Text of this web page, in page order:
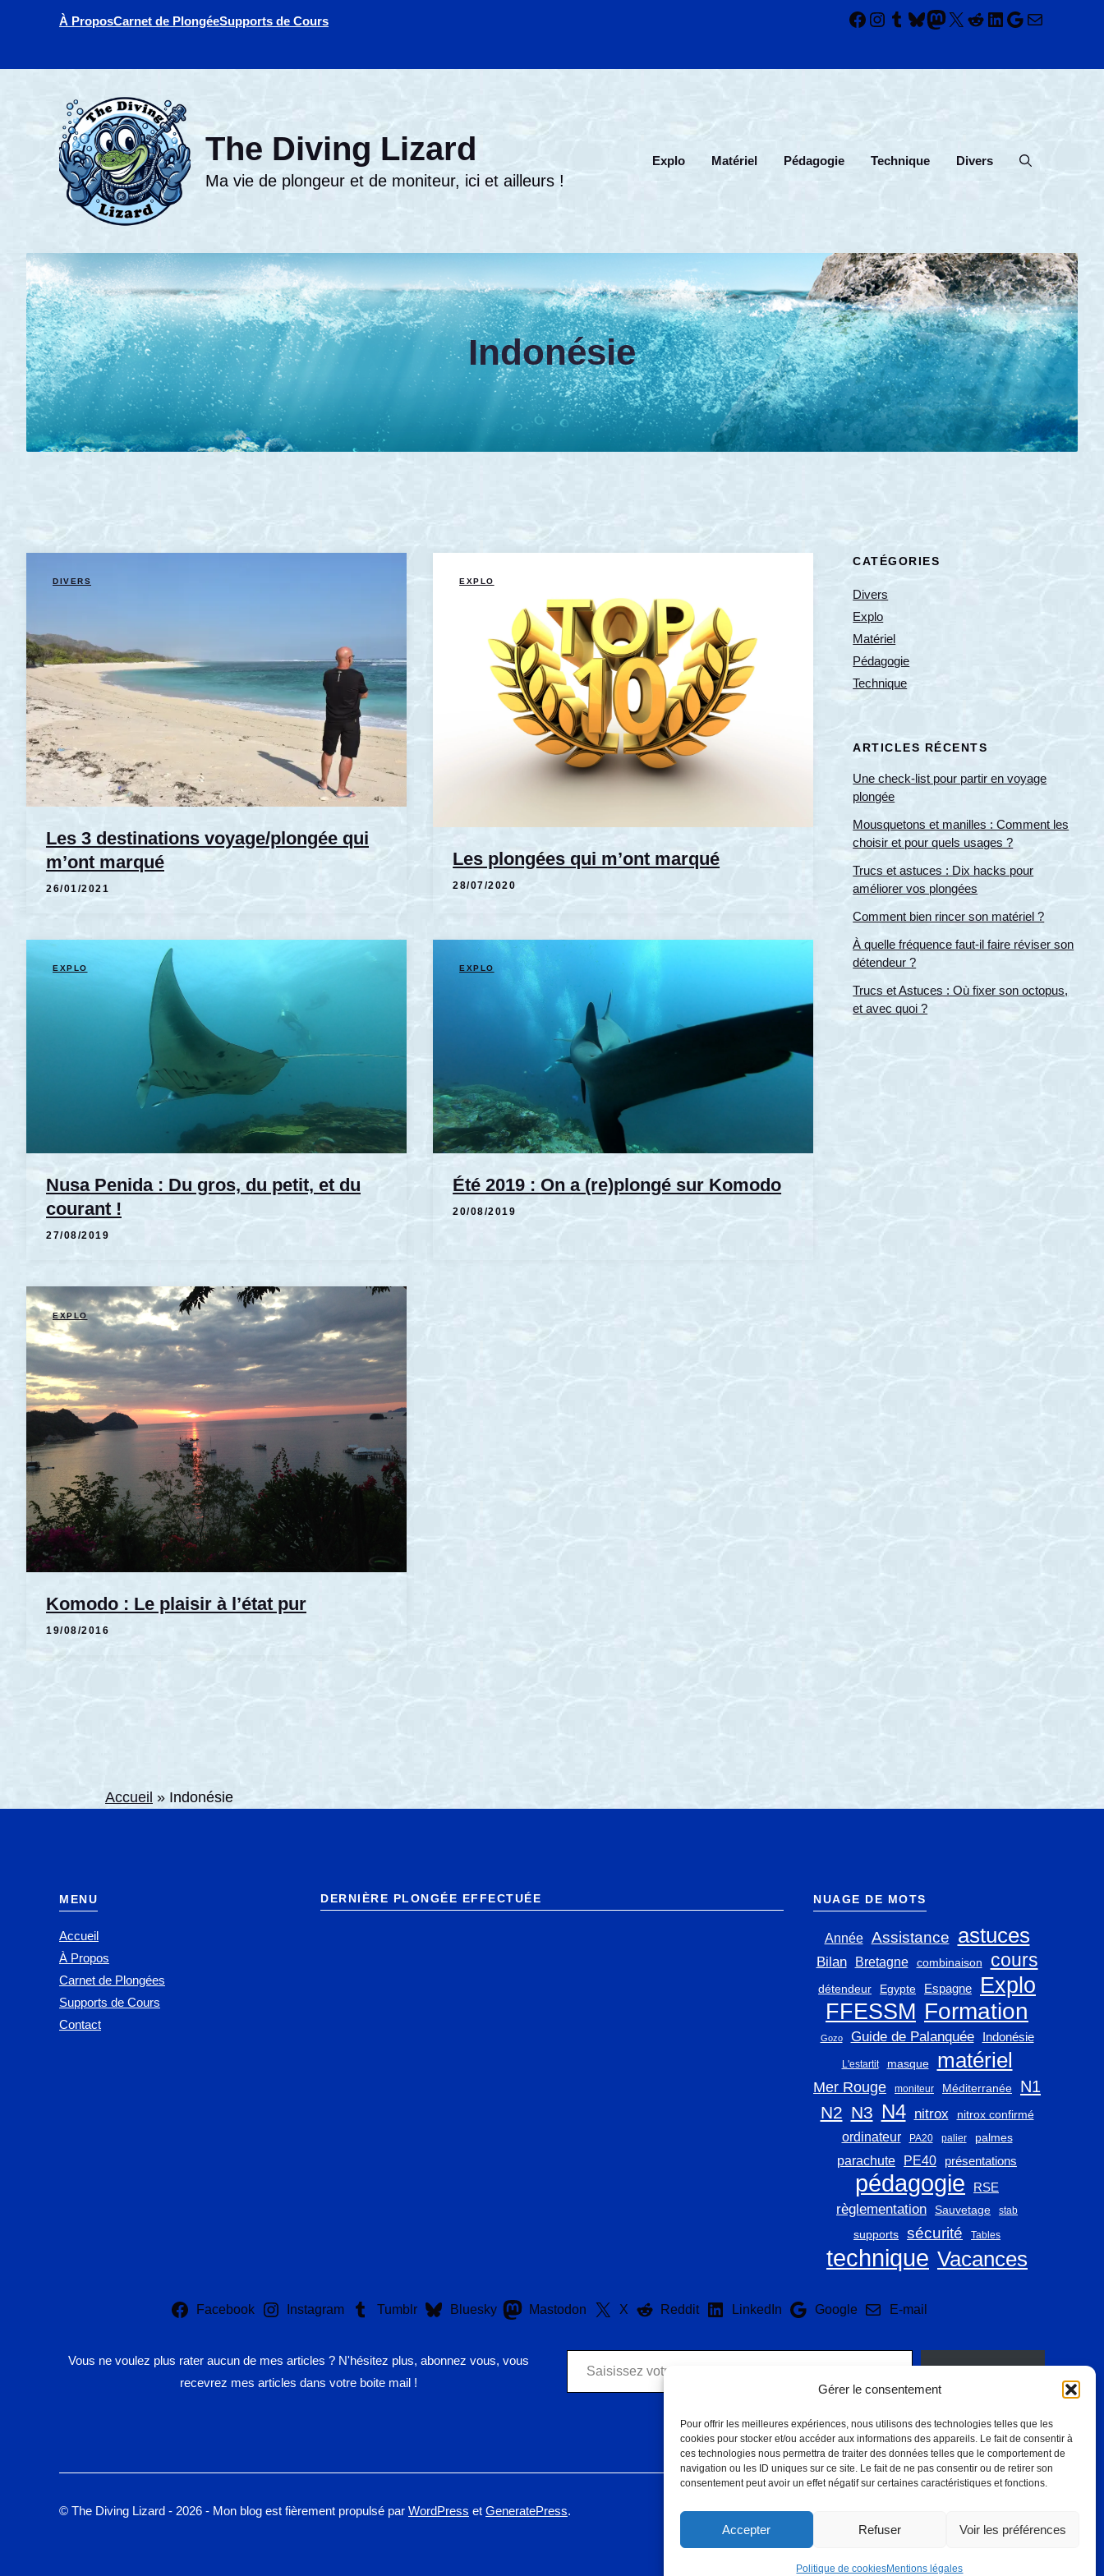
Gérer le consentement
Pour offrir les meilleures expériences, nous utilisons des technologies telles que les
cookies pour stocker et/ou accéder aux informations des appareils. Le fait de consentir à
ces technologies nous permettra de traiter des données telles que le comportement de
navigation ou les ID uniques sur ce site. Le fait de ne pas consentir ou de retirer son
consentement peut avoir un effet négatif sur certaines caractéristiques et fonctions.
Accepter Refuser Voir les préférences
Politique de cookiesMentions légales
À ProposCarnet de PlongéeSupports de Cours Facebook
Instagram
Tumblr
Bluesky
Mastodon
X Reddit
LinkedIn
Google
E-mail
The Diving Lizard
Ma vie de plongeur et de moniteur, ici et ailleurs !
Explo Matériel Pédagogie Technique Divers
Indonésie
DIVERS
Les 3 destinations voyage/plongée qui
m’ont marqué
26/01/2021
EXPLO
Les plongées qui m’ont marqué
28/07/2020
EXPLO
Nusa Penida : Du gros, du petit, et du
courant !
27/08/2019
EXPLO
Été 2019 : On a (re)plongé sur Komodo
20/08/2019
EXPLO
Komodo : Le plaisir à l’état pur
19/08/2016
CATÉGORIES
Divers
Explo
Matériel
Pédagogie
Technique
ARTICLES RÉCENTS
Une check-list pour partir en voyage
plongée
Mousquetons et manilles : Comment les
choisir et pour quels usages ?
Trucs et astuces : Dix hacks pour
améliorer vos plongées
Comment bien rincer son matériel ?
À quelle fréquence faut-il faire réviser son
détendeur ?
Trucs et Astuces : Où fixer son octopus,
et avec quoi ?
Accueil » Indonésie
MENU
Accueil
À Propos
Carnet de Plongées
Supports de Cours
Contact
DERNIÈRE PLONGÉE EFFECTUÉE NUAGE DE MOTS
Année Assistance astuces
Bilan Bretagne combinaison cours
détendeur Egypte Espagne
Explo
FFESSM Formation
Gozo Guide de Palanquée Indonésie
L'estartit masque matériel
Mer Rouge moniteur Méditerranée N1
N2 N3 N4 nitrox nitrox confirmé
ordinateur PA20 palier palmes
parachute PE40 présentations
pédagogie RSE
règlementation Sauvetage stab
supports sécurité Tables
technique Vacances
Facebook Instagram Tumblr Bluesky Mastodon X Reddit LinkedIn Google E-mail
Vous ne voulez plus rater aucun de mes articles ? N'hésitez plus, abonnez vous, vous
recevrez mes articles dans votre boite mail !
Saisissez votre adresse e-mail…
© The Diving Lizard - 2026 - Mon blog est fièrement propulsé par WordPress et GeneratePress.